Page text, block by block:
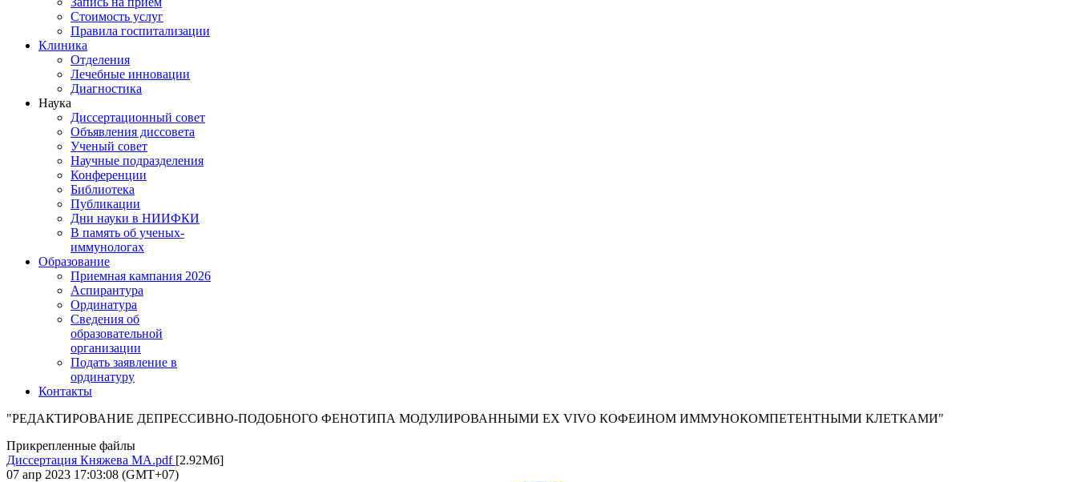
Стоимость услуг
Правила госпитализации
Клиника
Отделения
Лечебные инновации
Диагностика
Наука
Диссертационный совет
Объявления диссовета
Ученый совет
Научные подразделения
Конференции
Библиотека
Публикации
Дни науки в НИИФКИ
В память об ученых-
иммунологах
Образование
Приемная кампания 2026
Аспирантура
Ординатура
Сведения об
образовательной
организации
Подать заявление в
ординатуру
Контакты
"РЕДАКТИРОВАНИЕ ДЕПРЕССИВНО-ПОДОБНОГО ФЕНОТИПА МОДУЛИРОВАННЫМИ EX VIVO КОФЕИНОМ ИММУНОКОМПЕТЕНТНЫМИ КЛЕТКАМИ"
Прикрепленные файлы
Диссертация Княжева МА.pdf [2.92Мб]
07 апр 2023 17:03:08 (GMT+07)